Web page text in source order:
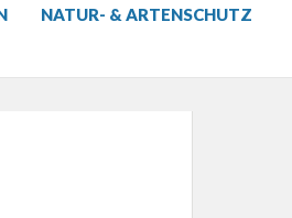
NATUR- & ARTENSCHUTZ